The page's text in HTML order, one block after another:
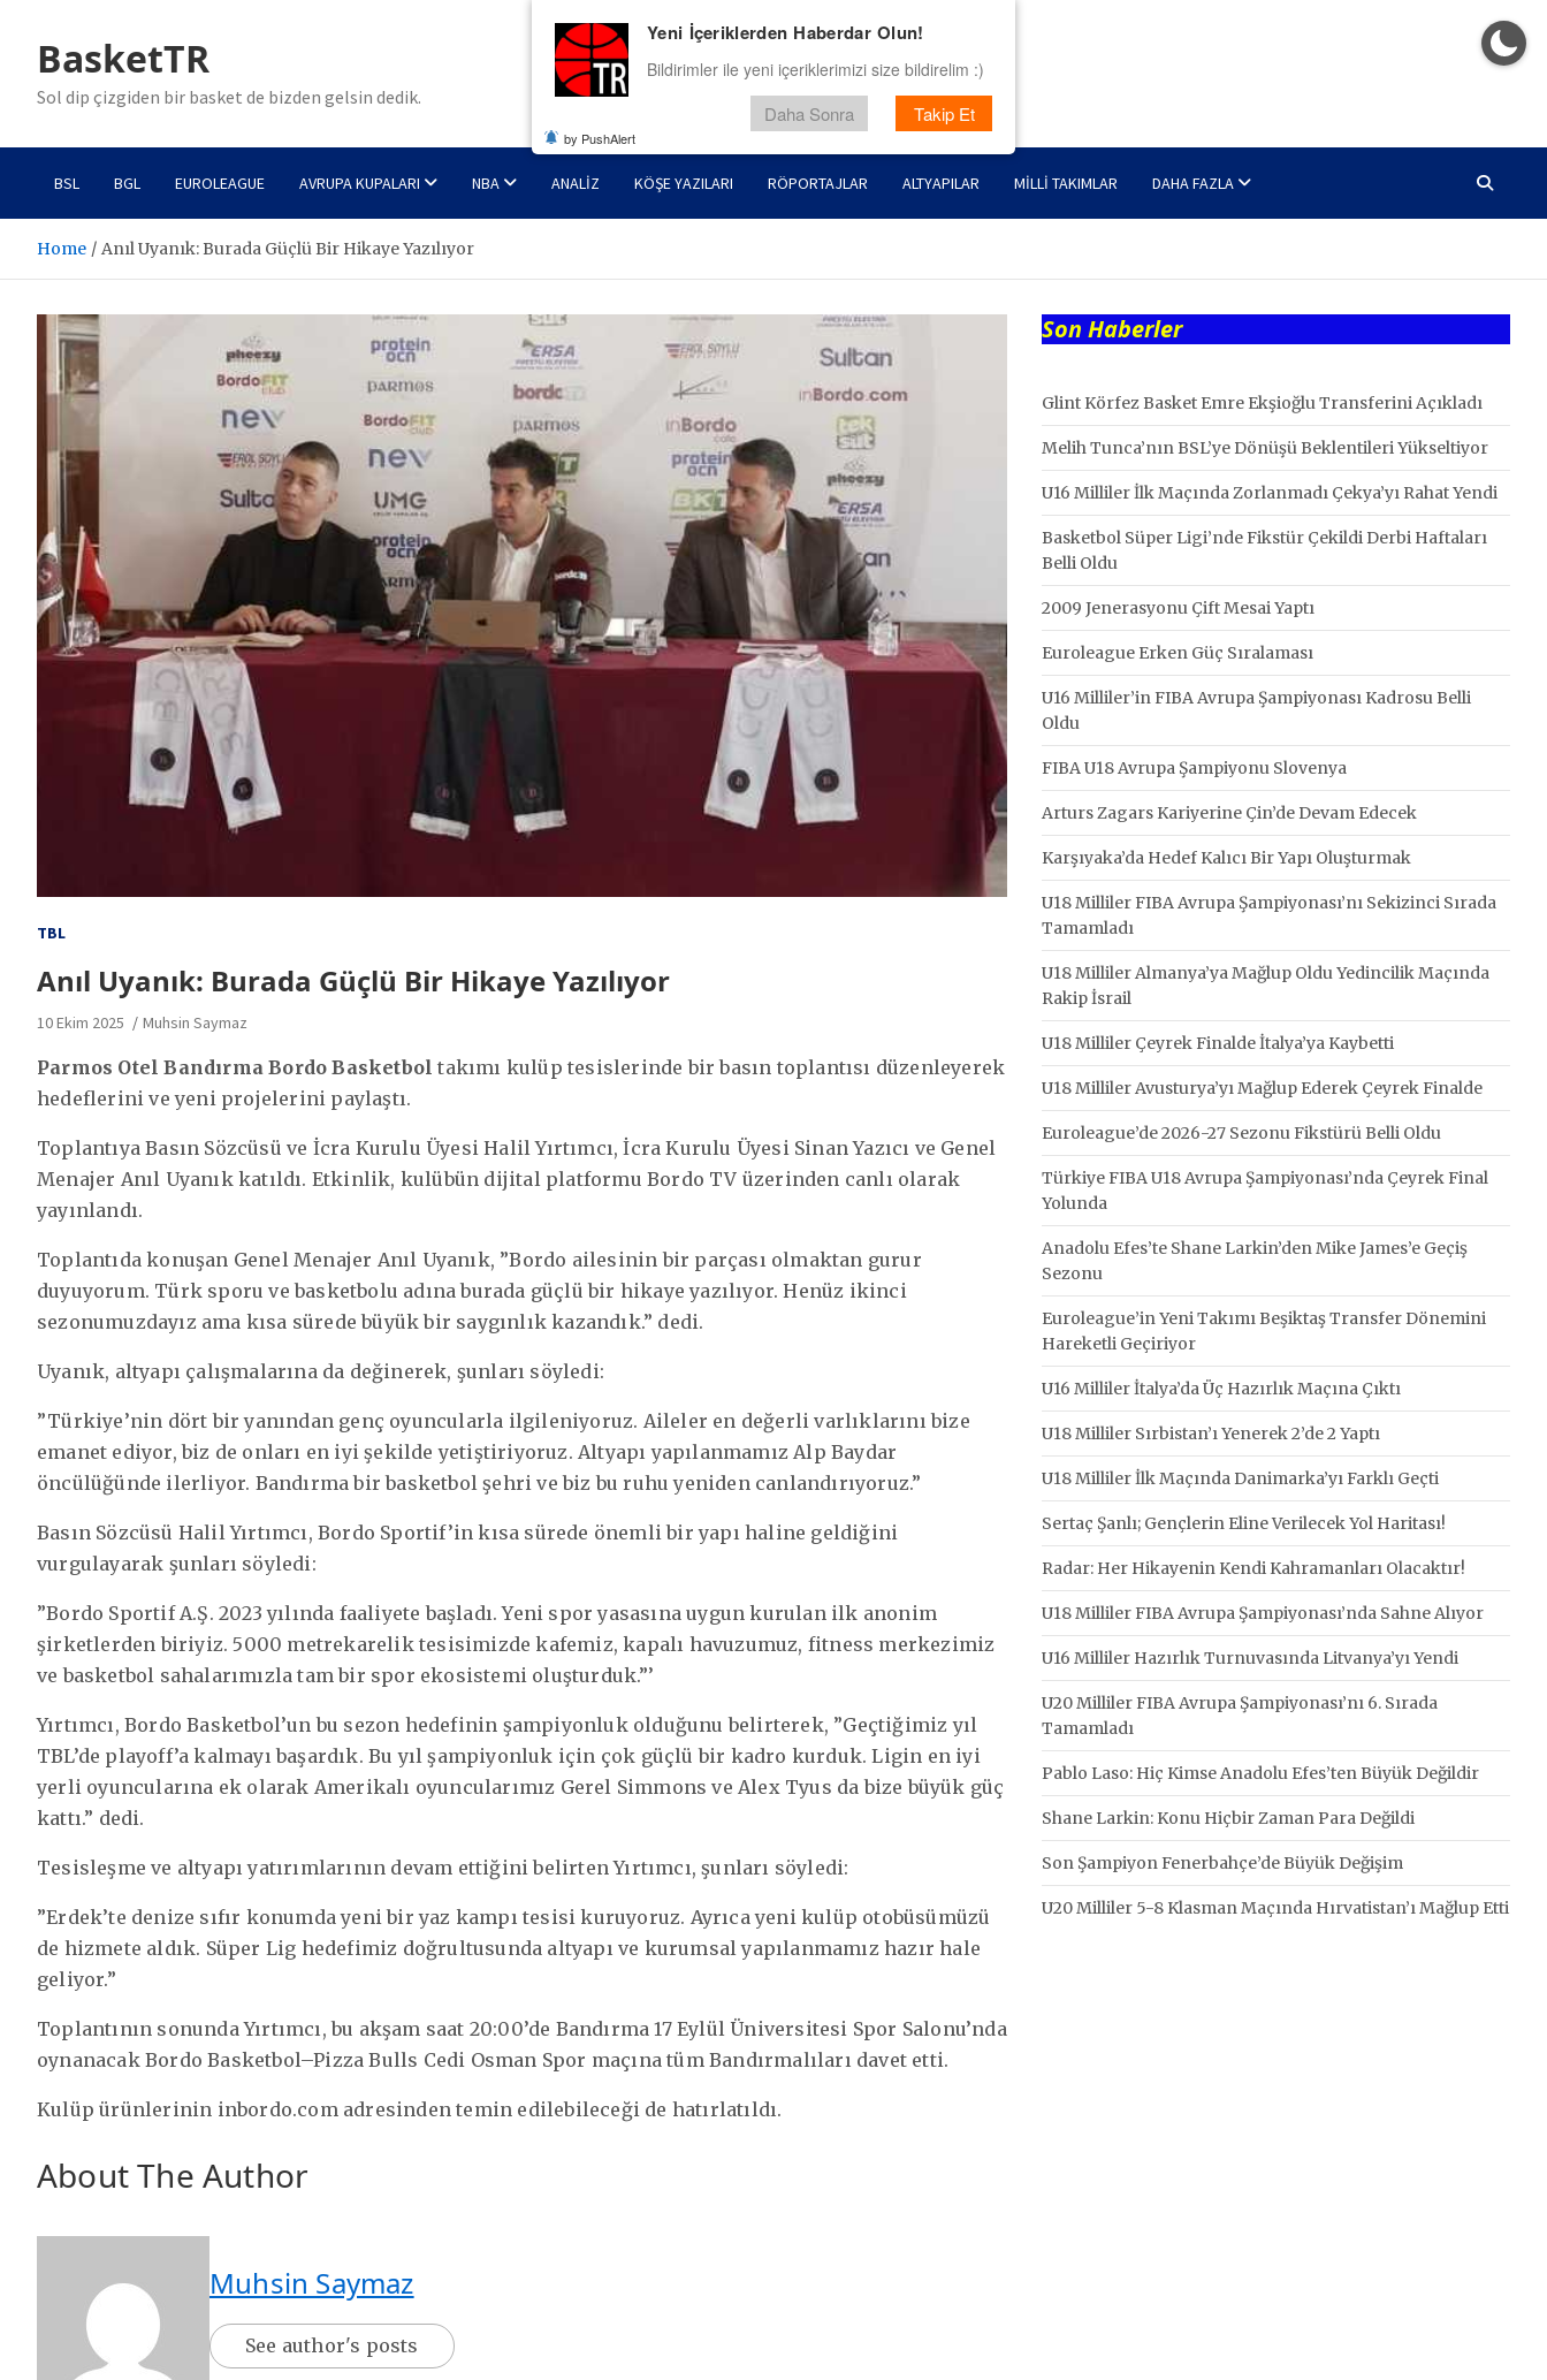
contentBasketTR
Sol dip çizgiden bir basket de bizden gelsin dedik.
BSL BGL EUROLEAGUE AVRUPA KUPALARI NBA ANALIZ KÖŞE YAZILARI RÖPORTAJLAR ALTYAPILAR MILLI TAKIMLAR DAHA FAZLA
Home Anıl Uyanık: Burada Güçlü Bir Hikaye Yazılıyor
TBL
Anıl Uyanık: Burada Güçlü Bir Hikaye Yazılıyor
10 Ekim 2025 Muhsin Saymaz
Parmos Otel Bandırma Bordo Basketbol takımı kulüp tesislerinde bir basın toplantısı düzenleyerek
hedeflerini ve yeni projelerini paylaştı.
Toplantıya Basın Sözcüsü ve İcra Kurulu Üyesi Halil Yırtımcı, İcra Kurulu Üyesi Sinan Yazıcı ve Genel
Menajer Anıl Uyanık katıldı. Etkinlik, kulübün dijital platformu Bordo TV üzerinden canlı olarak
yayınlandı.
Toplantıda konuşan Genel Menajer Anıl Uyanık, ”Bordo ailesinin bir parçası olmaktan gurur
duyuyorum. Türk sporu ve basketbolu adına burada güçlü bir hikaye yazılıyor. Henüz ikinci
sezonumuzdayız ama kısa sürede büyük bir saygınlık kazandık.” dedi.
Uyanık, altyapı çalışmalarına da değinerek, şunları söyledi:
”Türkiye’nin dört bir yanından genç oyuncularla ilgileniyoruz. Aileler en değerli varlıklarını bize
emanet ediyor, biz de onları en iyi şekilde yetiştiriyoruz. Altyapı yapılanmamız Alp Baydar
öncülüğünde ilerliyor. Bandırma bir basketbol şehri ve biz bu ruhu yeniden canlandırıyoruz.”
Basın Sözcüsü Halil Yırtımcı, Bordo Sportif’in kısa sürede önemli bir yapı haline geldiğini
vurgulayarak şunları söyledi:
”Bordo Sportif A.Ş. 2023 yılında faaliyete başladı. Yeni spor yasasına uygun kurulan ilk anonim
şirketlerden biriyiz. 5000 metrekarelik tesisimizde kafemiz, kapalı havuzumuz, fitness merkezimiz
ve basketbol sahalarımızla tam bir spor ekosistemi oluşturduk.”’
Yırtımcı, Bordo Basketbol’un bu sezon hedefinin şampiyonluk olduğunu belirterek, ”Geçtiğimiz yıl
TBL’de playoff’a kalmayı başardık. Bu yıl şampiyonluk için çok güçlü bir kadro kurduk. Ligin en iyi
yerli oyuncularına ek olarak Amerikalı oyuncularımız Gerel Simmons ve Alex Tyus da bize büyük güç
kattı.” dedi.
Tesisleşme ve altyapı yatırımlarının devam ettiğini belirten Yırtımcı, şunları söyledi:
”Erdek’te denize sıfır konumda yeni bir yaz kampı tesisi kuruyoruz. Ayrıca yeni kulüp otobüsümüzü
de hizmete aldık. Süper Lig hedefimiz doğrultusunda altyapı ve kurumsal yapılanmamız hazır hale
geliyor.”
Toplantının sonunda Yırtımcı, bu akşam saat 20:00’de Bandırma 17 Eylül Üniversitesi Spor Salonu’nda
oynanacak Bordo Basketbol–Pizza Bulls Cedi Osman Spor maçına tüm Bandırmalıları davet etti.
Kulüp ürünlerinin inbordo.com adresinden temin edilebileceği de hatırlatıldı.
About The Author
Muhsin Saymaz
See author's posts
Son Haberler
Glint Körfez Basket Emre Ekşioğlu Transferini Açıkladı
Melih Tunca’nın BSL’ye Dönüşü Beklentileri Yükseltiyor
U16 Milliler İlk Maçında Zorlanmadı Çekya’yı Rahat Yendi
Basketbol Süper Ligi’nde Fikstür Çekildi Derbi Haftaları
Belli Oldu
2009 Jenerasyonu Çift Mesai Yaptı
Euroleague Erken Güç Sıralaması
U16 Milliler’in FIBA Avrupa Şampiyonası Kadrosu Belli
Oldu
FIBA U18 Avrupa Şampiyonu Slovenya
Arturs Zagars Kariyerine Çin’de Devam Edecek
Karşıyaka’da Hedef Kalıcı Bir Yapı Oluşturmak
U18 Milliler FIBA Avrupa Şampiyonası’nı Sekizinci Sırada
Tamamladı
U18 Milliler Almanya’ya Mağlup Oldu Yedincilik Maçında
Rakip İsrail
U18 Milliler Çeyrek Finalde İtalya’ya Kaybetti
U18 Milliler Avusturya’yı Mağlup Ederek Çeyrek Finalde
Euroleague’de 2026-27 Sezonu Fikstürü Belli Oldu
Türkiye FIBA U18 Avrupa Şampiyonası’nda Çeyrek Final
Yolunda
Anadolu Efes’te Shane Larkin’den Mike James’e Geçiş
Sezonu
Euroleague’in Yeni Takımı Beşiktaş Transfer Dönemini
Hareketli Geçiriyor
U16 Milliler İtalya’da Üç Hazırlık Maçına Çıktı
U18 Milliler Sırbistan’ı Yenerek 2’de 2 Yaptı
U18 Milliler İlk Maçında Danimarka’yı Farklı Geçti
Sertaç Şanlı; Gençlerin Eline Verilecek Yol Haritası!
Radar: Her Hikayenin Kendi Kahramanları Olacaktır!
U18 Milliler FIBA Avrupa Şampiyonası’nda Sahne Alıyor
U16 Milliler Hazırlık Turnuvasında Litvanya’yı Yendi
U20 Milliler FIBA Avrupa Şampiyonası’nı 6. Sırada
Tamamladı
Pablo Laso: Hiç Kimse Anadolu Efes’ten Büyük Değildir
Shane Larkin: Konu Hiçbir Zaman Para Değildi
Son Şampiyon Fenerbahçe’de Büyük Değişim
U20 Milliler 5-8 Klasman Maçında Hırvatistan’ı Mağlup Etti
Yeni İçeriklerden Haberdar Olun!
Bildirimler ile yeni içeriklerimizi size bildirelim :)
Daha Sonra Takip Et
by PushAlert